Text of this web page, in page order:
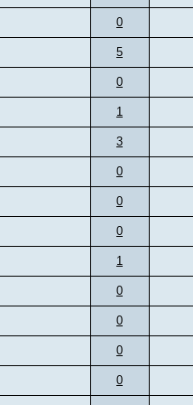
0
5
0
1
3
0
0
0
1
0
0
0
0